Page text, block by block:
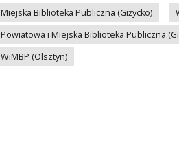
Miejska Biblioteka Publiczna (Giżycko)
Powiatowa i Miejska Biblioteka Publiczna
WiMBP (Olsztyn)